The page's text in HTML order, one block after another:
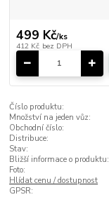
499 Kč/ks
412 Kč bez DPH
Číslo produktu:
Množství na jeden vůz:
Obchodní číslo:
Distribuce:
Stav:
Bližší informace o produktu:
Foto:
Hlídat cenu / dostupnost
GPSR: